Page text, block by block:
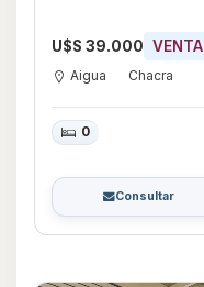
U$S 39.000 VENTA
Aigua Chacra
0
Consultar